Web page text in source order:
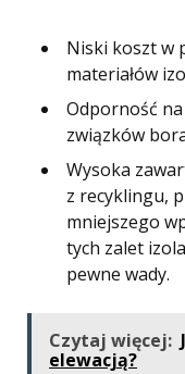
Niski koszt w
materiałów
Odporność
związków
Wysoka
z recyklingu,
mniejszego
tych zalet
pewne wady.
Czytaj więcej:
elewacją?